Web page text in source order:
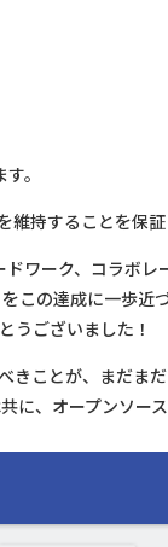
。
持することを保証
ワーク、コラボレ
この達成に一歩近
うございました！
きことが、まだま
に、オープンソー